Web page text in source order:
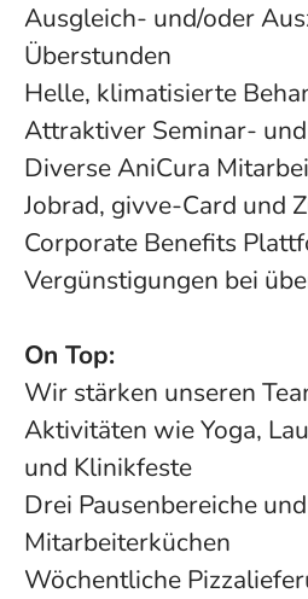
Ausgleich- und/oder
Überstunden
Helle, klimatisierte
Attraktiver Seminar-
Diverse AniCura
Jobrad, givve-Card und
Corporate Benefits
Vergünstigungen bei
On Top:
Wir stärken unseren
Aktivitäten wie Yoga,
und Klinikfeste
Drei Pausenbereiche
Mitarbeiterküchen
Wöchentliche